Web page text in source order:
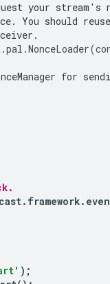
your stream's
You should
.pal .NonceLoader(
for
cast. framework.
);